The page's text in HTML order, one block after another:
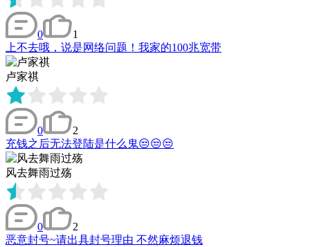
0
1
上不去哦，说是网络问题！我家的100兆宽带
卢家祺
0
2
充钱之后无法登陆是什么鬼😒😒😒
风去舞雨过殇
0
2
恶意封号~请出具封号理由 不然麻烦退钱